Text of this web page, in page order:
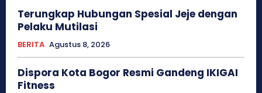
Terungkap Hubungan Spesial Jeje dengan
Pelaku Mutilasi
BERITA Agustus 8, 2026
Dispora Kota Bogor Resmi Gandeng IKIGAI
Fitness